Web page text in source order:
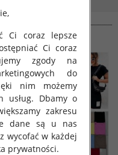
Ci coraz lepsze
Ci coraz
zgody na
do
nim możemy
usług. Dbamy o
zakresu
dane są u nas
wycofać w każdej
prywatności.